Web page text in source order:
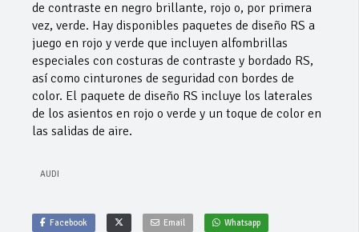
de contraste en negro brillante, rojo o, por primera
vez, verde. Hay disponibles paquetes de diseño RS a
juego en rojo y verde que incluyen alfombrillas
especiales con costuras de contraste y bordado RS,
así como cinturones de seguridad con bordes de
color. El paquete de diseño RS incluye los laterales
de los asientos en rojo o verde y un toque de color en
las salidas de aire.
AUDI
Facebook Email Whatsapp